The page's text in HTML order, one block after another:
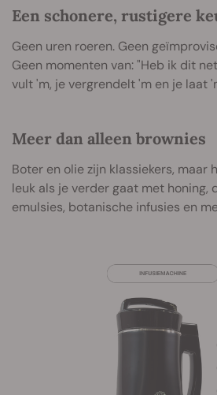
Een schonere, rustigere
Geen uren roeren. Geen
Geen momenten van: "Heb ik dit
vult 'm, je vergrendelt 'm en je laat
Meer dan alleen brownies
Boter en olie zijn klassiekers, maar
leuk als je verder gaat met honing,
emulsies, botanische infusies en